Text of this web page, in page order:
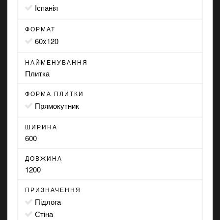
Іспанія
ФОРМАТ
60x120
НАЙМЕНУВАННЯ
Плитка
ФОРМА ПЛИТКИ
прямокутник
ШИРИНА
600
ДОВЖИНА
1200
ПРИЗНАЧЕННЯ
підлога
стіна